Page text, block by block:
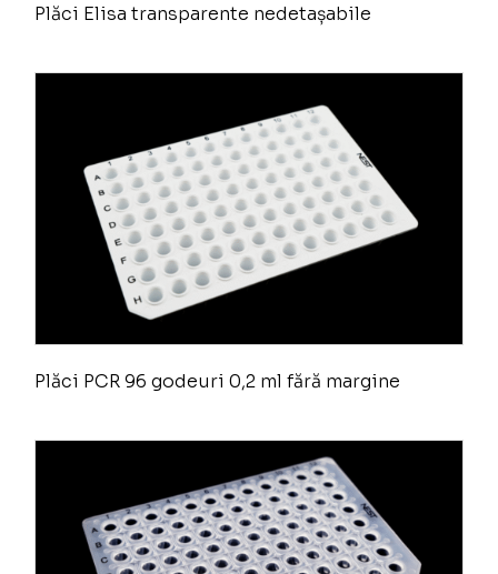
Plăci Elisa transparente nedetașabile
Plăci PCR 96 godeuri 0,2 ml fără margine